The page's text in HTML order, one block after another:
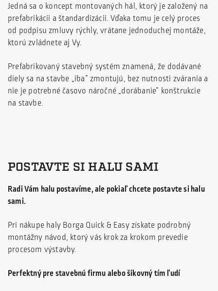
Jedná sa o koncept montovaných hál, ktorý je založený na
prefabrikácii a štandardizácii. Vďaka tomu je celý proces
od podpisu zmluvy rýchly, vrátane jednoduchej montáže,
ktorú zvládnete aj Vy.
Prefabrikovaný stavebný systém znamená, že dodávané
diely sa na stavbe „iba“ zmontujú, bez nutnosti zvárania a
nie je potrebné časovo náročné „dorábanie“ konštrukcie
na stavbe.
POSTAVTE SI HALU SAMI
Radi Vám halu postavíme, ale pokiaľ chcete postavte si halu
sami.
Pri nákupe haly Borga Quick & Easy získate podrobný
montážny návod, ktorý vás krok za krokom prevedie
procesom výstavby.
Perfektný pre stavebnú firmu alebo šikovný tím ľudí